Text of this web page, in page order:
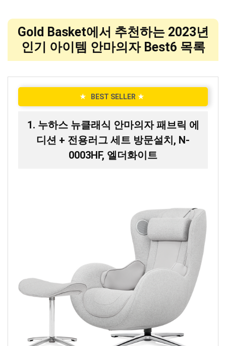
Gold Basket에서 추천하는 2023년
인기 아이템 안마의자 Best6 목록
★ BEST SELLER ★
1. 누하스 뉴클래식 안마의자 패브릭 에
디션 + 전용러그 세트 방문설치, N-
0003HF, 엘더화이트